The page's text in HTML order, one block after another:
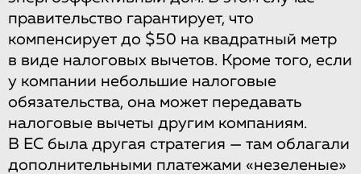
правительство гарантирует, что
компенсирует до $50 на квадратный метр
в виде налоговых вычетов. Кроме того, если
у компании небольшие налоговые
обязательства, она может передавать
налоговые вычеты другим компаниям.
В ЕС была другая стратегия — там облагали
дополнительными платежами «незеленые»